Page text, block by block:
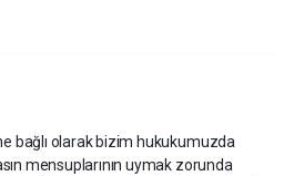
bağlı olarak bizim hukukumuzda
mensuplarının uymak zorunda